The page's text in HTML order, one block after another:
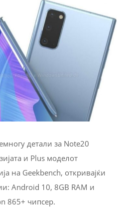
детали за Note20
и Plus моделот
на Geekbench, откривајќи
Android 10, 8GB RAM и
865+ чипсер.